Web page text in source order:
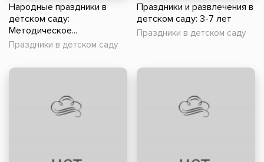
Народные праздники в
детском саду:
Методическое...
Праздники в детском саду
Праздники и развлечения в
детском саду: 3-7 лет
Праздники в детском саду